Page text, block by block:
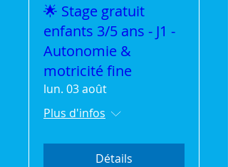
🌟 Stage gratuit
enfants 3/5 ans - J1 -
Autonomie &
motricité fine
lun. 03 août
Plus d'infos
Détails